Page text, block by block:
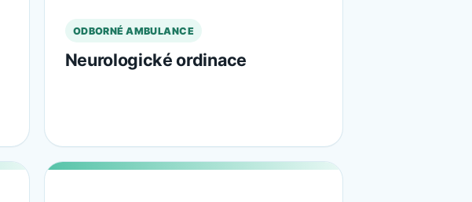
ODBORNÉ AMBULANCE
Neurologické ordinace